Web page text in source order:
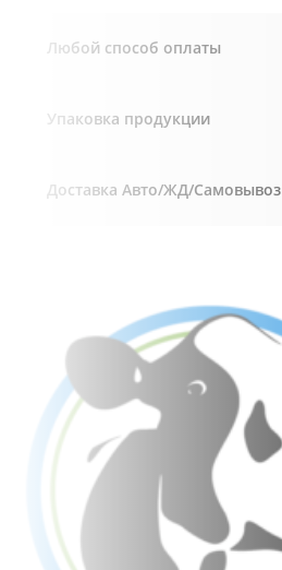
Любой способ оплаты
Упаковка продукции
Доставка Авто/ЖД/Самовывоз